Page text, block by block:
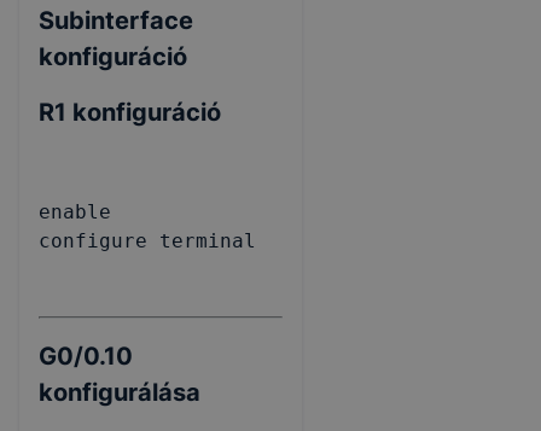
Subinterface
konfiguráció
R1 konfiguráció
enable
configure terminal
G0/0.10
konfigurálása